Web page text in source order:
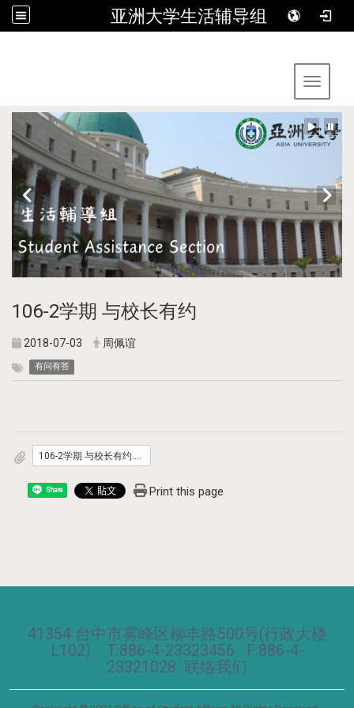
亚洲大学生活辅导组
Toggle
106-2学期 与校长有约
2018-07-03 周佩谊
有问有答
Share Print this page
41354 台中市雾峰区柳丰路500号(行政大楼
L102) T:886-4-23323456 F:886-4-
23321028 联络我们